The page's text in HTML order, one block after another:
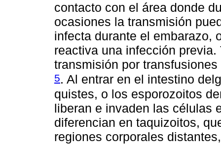
contacto con el área donde
ocasiones la transmisión
infecta durante el embarazo,
reactiva una infección
transmisión por
5. Al entrar en el intestino
quistes, o los esporozoitos
liberan e invaden las células
diferencian en taquizoitos,
regiones corporales